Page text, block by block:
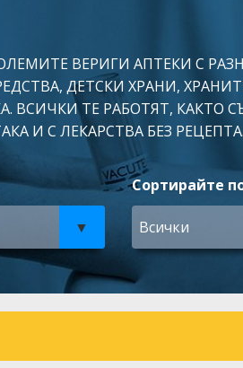
ВЕРИГИ АПТЕКИ С
ДЕТСКИ ХРАНИ,
ВСИЧКИ ТЕ РАБОТЯТ, КАКТО
И С ЛЕКАРСТВА БЕЗ РЕЦЕПТА.
Сортирайте
Всички